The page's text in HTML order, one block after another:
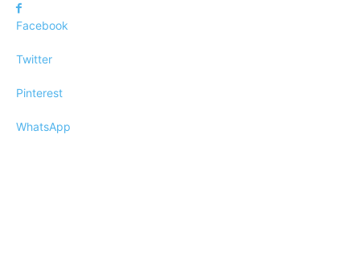
Facebook
Twitter
Pinterest
WhatsApp